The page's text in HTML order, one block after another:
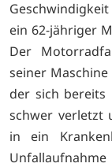
ein 62-jähriger
Der
seiner
der sich bereits
schwer verletzt
in ein